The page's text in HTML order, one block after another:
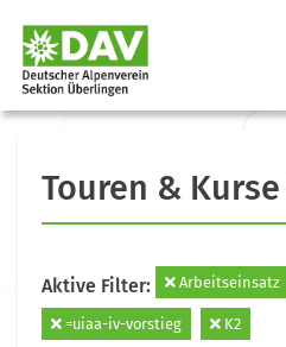
Touren &
Aktive Filter: Arbeitseinsatz
=uiaa-iv-vorstieg K2